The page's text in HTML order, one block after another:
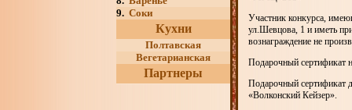
9. Соки
Кухни
Полтавская
Вегетарианская
Партнеры
Участник конкурса,
ул.Шевцова, 1 и иметь
вознаграждение не
Подарочный сертификат
Подарочный сертификат
«Волконский Кейзер».